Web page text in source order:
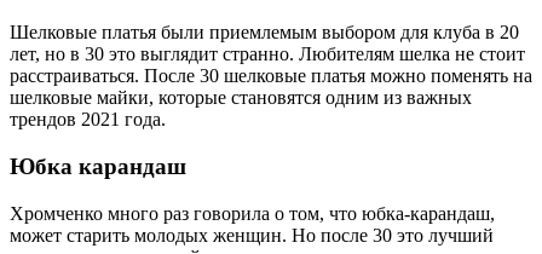
Шелковые платья были приемлемым выбором для клуба в 20
лет, но в 30 это выглядит странно. Любителям шелка не стоит
расстраиваться. После 30 шелковые платья можно поменять на
шелковые майки, которые становятся одним из важных
трендов 2021 года.
Юбка карандаш
Хромченко много раз говорила о том, что юбка-карандаш,
может старить молодых женщин. Но после 30 это лучший